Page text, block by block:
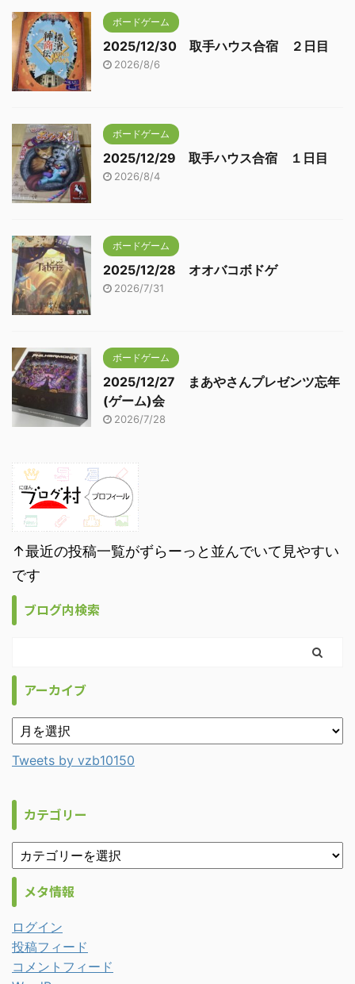
ボードゲーム
2025/12/30 取手ハウス合宿 ２日目
2026/8/6
ボードゲーム
2025/12/29 取手ハウス合宿 １日目
2026/8/4
ボードゲーム
2025/12/28 オオバコボドゲ
2026/7/31
ボードゲーム
2025/12/27 まあやさんプレゼンツ忘年
(ゲーム)会
2026/7/28
↑最近の投稿一覧がずらーっと並んでいて見やすい
です
ブログ内検索
アーカイブ
Tweets by vzb10150
カテゴリー
メタ情報
ログイン
投稿フィード
コメントフィード